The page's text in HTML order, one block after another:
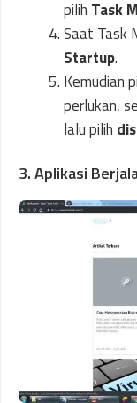
pilih Task
Saat Task
Startup.
Kemudian
perlukan,
lalu pilih
3. Aplikasi